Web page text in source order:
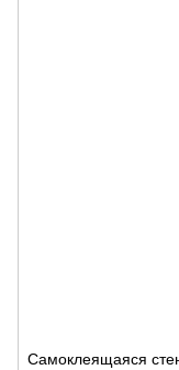
Самоклеящаяся